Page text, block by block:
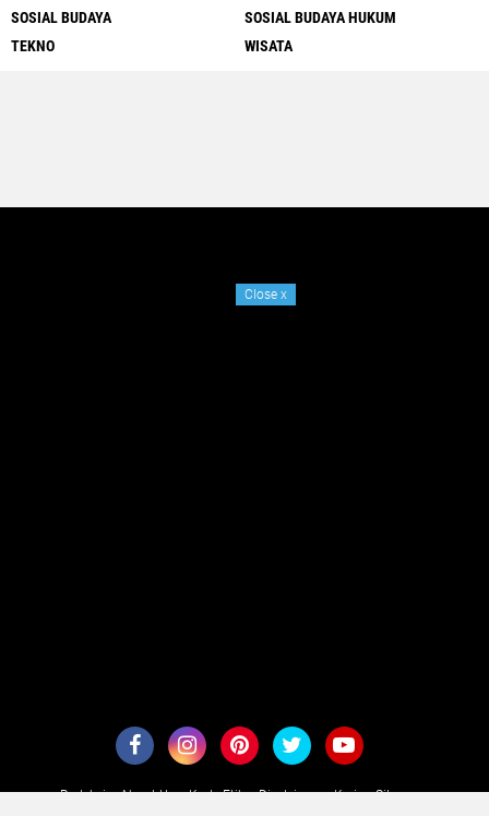
SOSIAL BUDAYA
SOSIAL BUDAYA HUKUM
TEKNO
WISATA
Redaksi About Us Kode Etik Disclaimer Karir
Sitemaps
Close x